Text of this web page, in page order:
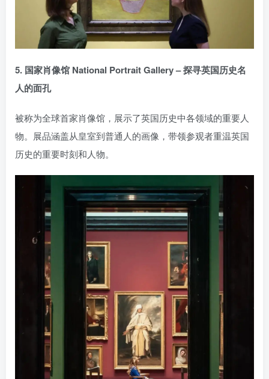
5. 国家肖像馆 National Portrait Gallery – 探寻英国历史名
人的面孔
被称为全球首家肖像馆，展示了英国历史中各领域的重要人
物。展品涵盖从皇室到普通人的画像，带领参观者重温英国
历史的重要时刻和人物。